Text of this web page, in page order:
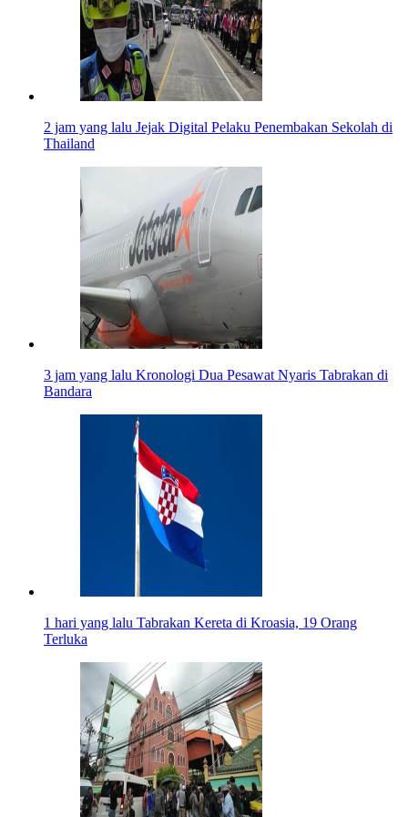
2 jam yang lalu Jejak Digital Pelaku Penembakan Sekolah di
Thailand
3 jam yang lalu Kronologi Dua Pesawat Nyaris Tabrakan di
Bandara
1 hari yang lalu Tabrakan Kereta di Kroasia, 19 Orang
Terluka